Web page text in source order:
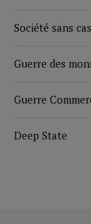
Société sans
Guerre des
Guerre
Deep State